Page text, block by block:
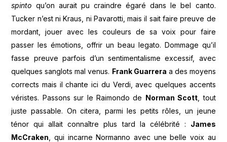
spinto qu’on aurait pu craindre égaré dans le bel canto.
Tucker n’est ni Kraus, ni Pavarotti, mais il sait faire preuve de
mordant, jouer avec les couleurs de sa voix pour faire
passer les émotions, offrir un beau legato. Dommage qu’il
fasse preuve parfois d’un sentimentalisme excessif, avec
quelques sanglots mal venus. Frank Guarrera a des moyens
corrects mais il chante ici du Verdi, avec quelques accents
véristes. Passons sur le Raimondo de Norman Scott , tout
juste passable. On citera, parmi les petits rôles, un jeune
ténor qui allait connaître plus tard la célébrité : James
McCraken , qui incarne Normanno avec une belle voix au